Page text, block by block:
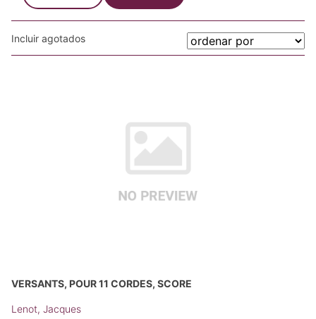
Incluir agotados
VERSANTS, POUR 11 CORDES, SCORE
Lenot, Jacques